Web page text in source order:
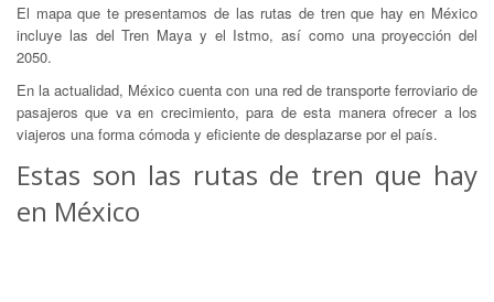
El mapa que te presentamos de las rutas de tren que hay en México
incluye las del Tren Maya y el Istmo, así como una proyección del
2050.
En la actualidad, México cuenta con una red de transporte ferroviario de
pasajeros que va en crecimiento, para de esta manera ofrecer a los
viajeros una forma cómoda y eficiente de desplazarse por el país.
Estas son las rutas de tren que hay
en México